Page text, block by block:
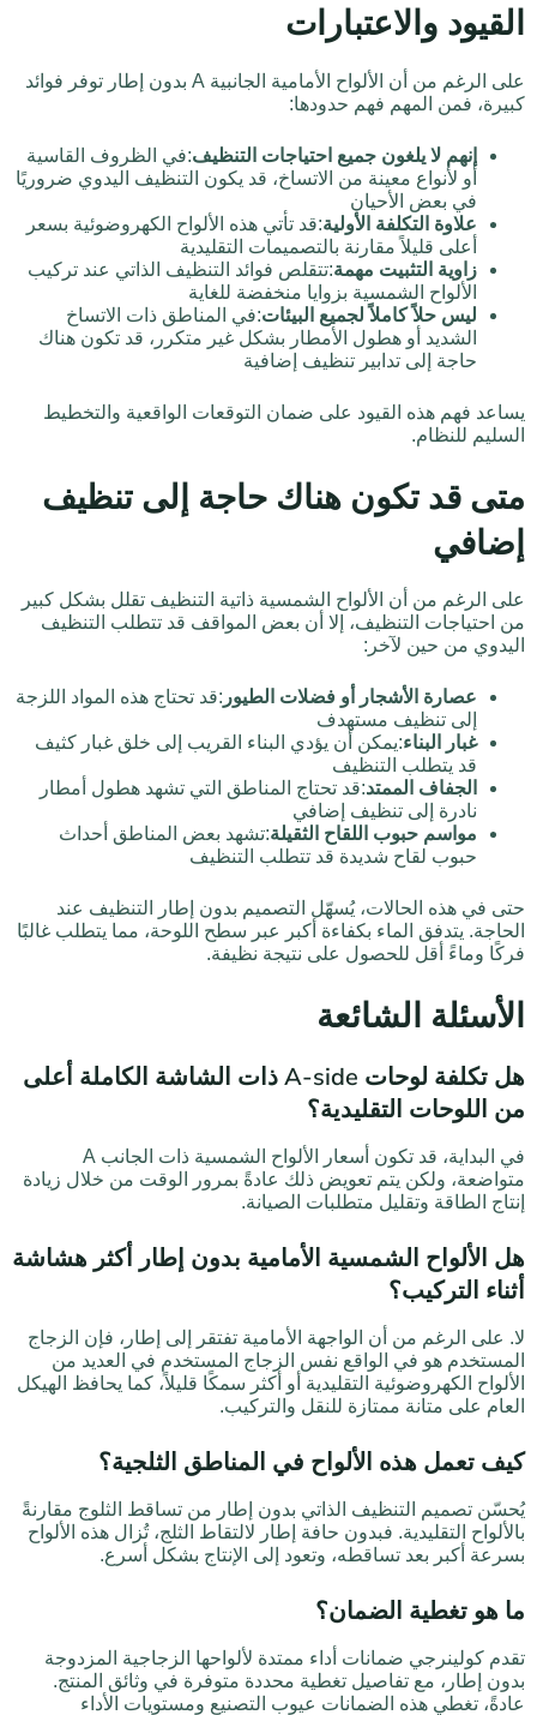
القيود والاعتبارات
على الرغم من أن الألواح الأمامية الجانبية A بدون إطار توفر فوائد
كبيرة، فمن المهم فهم حدودها:
إنهم لا يلغون جميع احتياجات التنظيف:في الظروف القاسية
أو لأنواع معينة من الاتساخ، قد يكون التنظيف اليدوي ضروريًا
في بعض الأحيان
علاوة التكلفة الأولية:قد تأتي هذه الألواح الكهروضوئية بسعر
أعلى قليلاً مقارنة بالتصميمات التقليدية
زاوية التثبيت مهمة:تتقلص فوائد التنظيف الذاتي عند تركيب
الألواح الشمسية بزوايا منخفضة للغاية
ليس حلاً كاملاً لجميع البيئات:في المناطق ذات الاتساخ
الشديد أو هطول الأمطار بشكل غير متكرر، قد تكون هناك
حاجة إلى تدابير تنظيف إضافية
يساعد فهم هذه القيود على ضمان التوقعات الواقعية والتخطيط
السليم للنظام.
متى قد تكون هناك حاجة إلى تنظيف
إضافي
على الرغم من أن الألواح الشمسية ذاتية التنظيف تقلل بشكل كبير
من احتياجات التنظيف، إلا أن بعض المواقف قد تتطلب التنظيف
اليدوي من حين لآخر:
عصارة الأشجار أو فضلات الطيور :قد تحتاج هذه المواد اللزجة
إلى تنظيف مستهدف
غبار البناء:يمكن أن يؤدي البناء القريب إلى خلق غبار كثيف
قد يتطلب التنظيف
الجفاف الممتد:قد تحتاج المناطق التي تشهد هطول أمطار
نادرة إلى تنظيف إضافي
مواسم حبوب اللقاح الثقيلة:تشهد بعض المناطق أحداث
حبوب لقاح شديدة قد تتطلب التنظيف
حتى في هذه الحالات، يُسهّل التصميم بدون إطار التنظيف عند
الحاجة. يتدفق الماء بكفاءة أكبر عبر سطح اللوحة، مما يتطلب غالبًا
فركًا وماءً أقل للحصول على نتيجة نظيفة.
الأسئلة الشائعة
هل تكلفة لوحات A-side ذات الشاشة الكاملة أعلى
من اللوحات التقليدية؟
في البداية، قد تكون أسعار الألواح الشمسية ذات الجانب A
متواضعة، ولكن يتم تعويض ذلك عادةً بمرور الوقت من خلال زيادة
إنتاج الطاقة وتقليل متطلبات الصيانة.
هل الألواح الشمسية الأمامية بدون إطار أكثر هشاشة
أثناء التركيب؟
لا. على الرغم من أن الواجهة الأمامية تفتقر إلى إطار، فإن الزجاج
المستخدم هو في الواقع نفس الزجاج المستخدم في العديد من
الألواح الكهروضوئية التقليدية أو أكثر سمكًا قليلاً، كما يحافظ الهيكل
العام على متانة ممتازة للنقل والتركيب.
كيف تعمل هذه الألواح في المناطق الثلجية؟
يُحسّن تصميم التنظيف الذاتي بدون إطار من تساقط الثلوج مقارنةً
بالألواح التقليدية. فبدون حافة إطار لالتقاط الثلج، تُزال هذه الألواح
بسرعة أكبر بعد تساقطه، وتعود إلى الإنتاج بشكل أسرع.
ما هو تغطية الضمان؟
تقدم كولينرجي ضمانات أداء ممتدة لألواحها الزجاجية المزدوجة
بدون إطار، مع تفاصيل تغطية محددة متوفرة في وثائق المنتج.
عادةً، تغطي هذه الضمانات عيوب التصنيع ومستويات الأداء